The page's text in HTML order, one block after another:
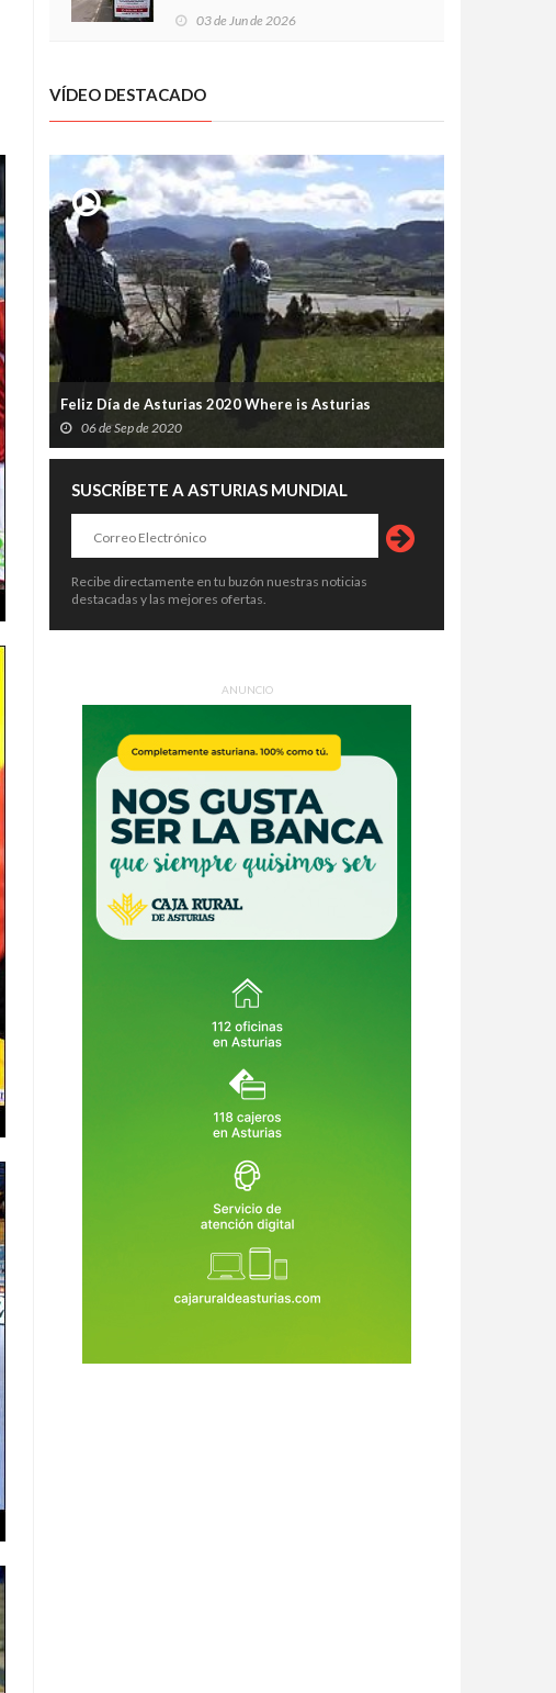
03 de Jun de 2026
VÍDEO DESTACADO
Feliz Día de Asturias 2020 Where is Asturias
06 de Sep de 2020
SUSCRÍBETE A ASTURIAS MUNDIAL
Recibe directamente en tu buzón nuestras noticias
destacadas y las mejores ofertas.
ANUNCIO